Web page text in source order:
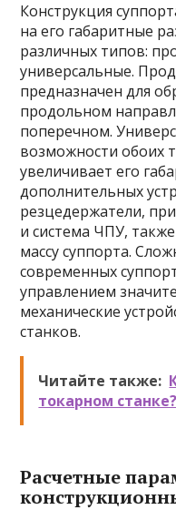
Конструкция
на его габаритные
различных типов:
универсальные.
предназначен для
продольном
поперечном.
возможности обоих
увеличивает его
дополнительных
резцедержатели,
и система ЧПУ,
массу суппорта.
современных
управлением
механические
станков.
Читайте также:
токарном станке?
Расчетные